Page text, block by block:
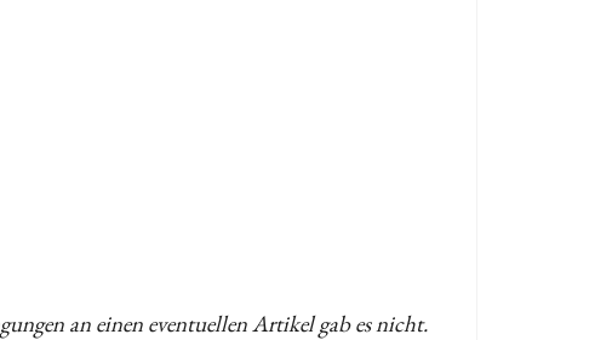
an einen eventuellen Artikel gab es nicht.